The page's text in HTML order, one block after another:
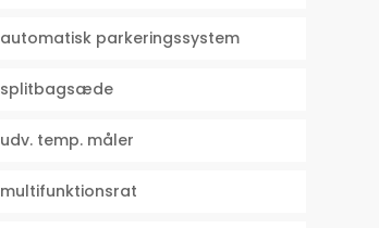
automatisk parkeringssystem
splitbagsæde
udv. temp. måler
multifunktionsrat